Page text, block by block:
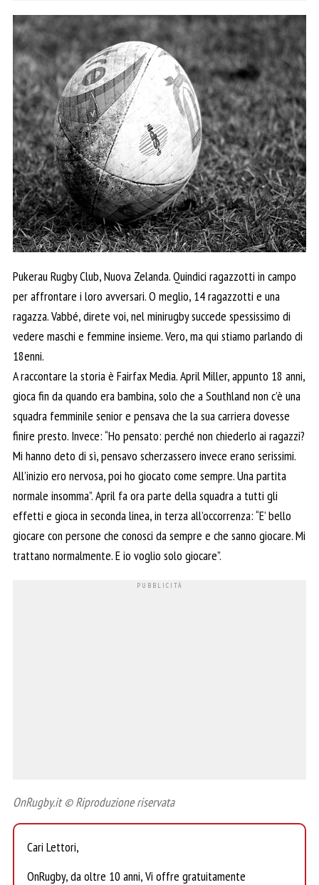
Pukerau Rugby Club, Nuova Zelanda. Quindici ragazzotti in campo
per affrontare i loro avversari. O meglio, 14 ragazzotti e una
ragazza. Vabbé, direte voi, nel minirugby succede spessissimo di
vedere maschi e femmine insieme. Vero, ma qui stiamo parlando di
18enni.
A raccontare la storia è Fairfax Media. April Miller, appunto 18 anni,
gioca fin da quando era bambina, solo che a Southland non c’è una
squadra femminile senior e pensava che la sua carriera dovesse
finire presto. Invece: “Ho pensato: perché non chiederlo ai ragazzi?
Mi hanno deto di sì, pensavo scherzassero invece erano serissimi.
All’inizio ero nervosa, poi ho giocato come sempre. Una partita
normale insomma”. April fa ora parte della squadra a tutti gli
effetti e gioca in seconda linea, in terza all’occorrenza: “E’ bello
giocare con persone che conosci da sempre e che sanno giocare. Mi
trattano normalmente. E io voglio solo giocare”.
OnRugby.it © Riproduzione riservata
Cari Lettori,
OnRugby, da oltre 10 anni, Vi offre gratuitamente